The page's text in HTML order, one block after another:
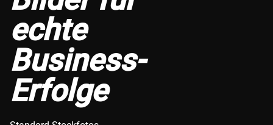
echte
Business-
Erfolge